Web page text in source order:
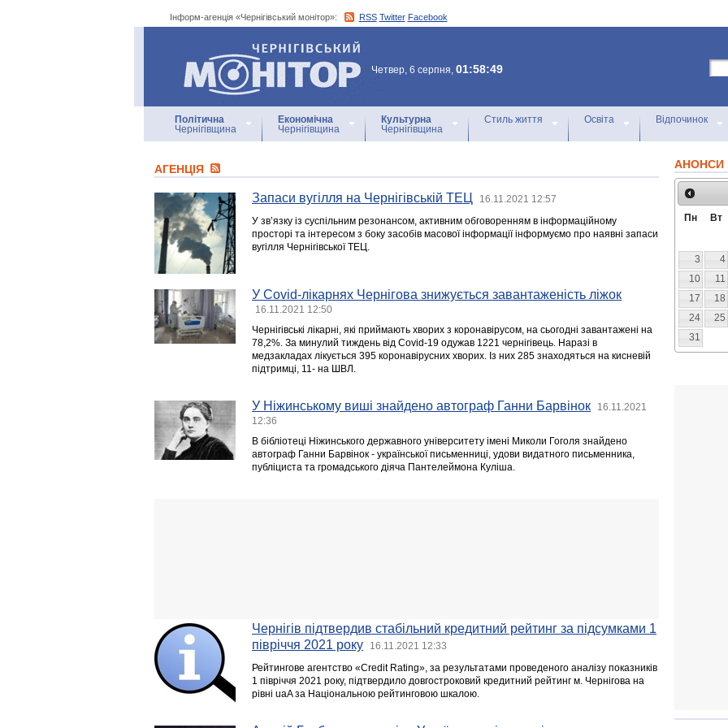
Інформ-агенція «Чернігівський монітор»: RSS Twitter Facebook
Інформ-агенція
«Чернігівський монітор»
Четвер, 6 серпня, 01:58:49
Політична
Чернігівщина
Економічна
Чернігівщина
Культурна
Чернігівщина
Стиль життя Освіта Відпочинок
АГЕНЦIЯ
Запаси вугілля на Чернігівській ТЕЦ 16.11.2021 12:57
У зв’язку із суспільним резонансом, активним обговоренням в інформаційному
просторі та інтересом з боку засобів масової інформації інформуємо про наявні запаси
вугілля Чернігівської ТЕЦ.
У Covid-лікарнях Чернігова знижується завантаженість ліжок
16.11.2021 12:50
Чернігівські лікарні, які приймають хворих з коронавірусом, на сьогодні завантажені на
78,2%. За минулий тиждень від Covid-19 одужав 1221 чернігівець. Наразі в
медзакладах лікується 395 коронавірусних хворих. Із них 285 знаходяться на кисневій
підтримці, 11- на ШВЛ.
У Ніжинському виші знайдено автограф Ганни Барвінок
16.11.2021
12:36
В бібліотеці Ніжинського державного університету імені Миколи Гоголя знайдено
автограф Ганни Барвінок - української письменниці, удови видатного письменника,
публіциста та громадського діяча Пантелеймона Куліша.
Чернігів підтвердив стабільний кредитний рейтинг за підсумками 1
півріччя 2021 року
16.11.2021 12:33
Рейтингове агентство «Credit Rating», за результатами проведеного аналізу показників
1 півріччя 2021 року, підтвердило довгостроковий кредитний рейтинг м. Чернігова на
рівні uaA за Національною рейтинговою шкалою.
АНОНСИ
Пн Вт
3
4
10
11
17
18
24
25
31